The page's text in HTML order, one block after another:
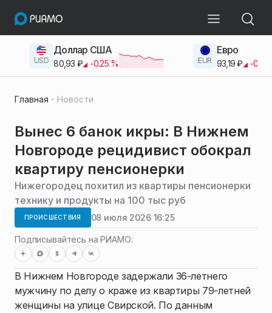
USD
Доллар США
80,93 ₽ -0.25% EUR
Евро
93,19 ₽ -0.42
Главная Новости
Вынес 6 банок икры: В Нижнем
Новгороде рецидивист обокрал
квартиру пенсионерки
Нижегородец похитил из квартиры пенсионерки
технику и продукты на 100 тыс руб
ПРОИСШЕСТВИЯ 08 июля 2026 16:25
Подписывайтесь на РИАМО:
В Нижнем Новгороде задержали 36-летнего
мужчину по делу о краже из квартиры 79-летней
женщины на улице Свирской. По данным